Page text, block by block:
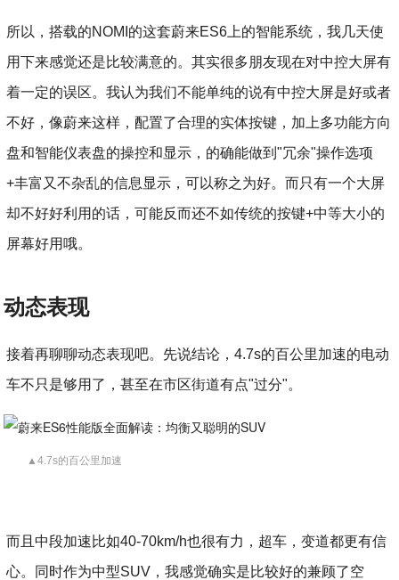
所以，搭载的NOMI的这套蔚来ES6上的智能系统，我几天使
用下来感觉还是比较满意的。其实很多朋友现在对中控大屏有
着一定的误区。我认为我们不能单纯的说有中控大屏是好或者
不好，像蔚来这样，配置了合理的实体按键，加上多功能方向
盘和智能仪表盘的操控和显示，的确能做到"冗余"操作选项
+丰富又不杂乱的信息显示，可以称之为好。而只有一个大屏
却不好好利用的话，可能反而还不如传统的按键+中等大小的
屏幕好用哦。
动态表现
接着再聊聊动态表现吧。先说结论，4.7s的百公里加速的电动
车不只是够用了，甚至在市区街道有点"过分"。
▲4.7s的百公里加速
而且中段加速比如40-70km/h也很有力，超车，变道都更有信
心。同时作为中型SUV，我感觉确实是比较好的兼顾了空